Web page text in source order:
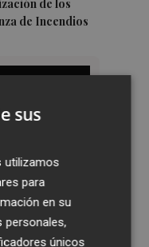
de los
de Incendios
sus
utilizamos
para
en su
personales,
únicos